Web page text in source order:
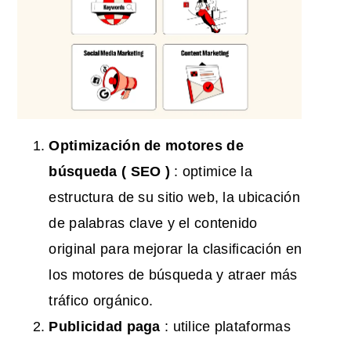
Optimización de motores de
búsqueda ( SEO ) : optimice la
estructura de su sitio web, la ubicación
de palabras clave y el contenido
original para mejorar la clasificación en
los motores de búsqueda y atraer más
tráfico orgánico.
Publicidad paga : utilice plataformas